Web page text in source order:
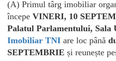
(A) Primul târg imobiliar
începe VINERI, 10
Palatul Parlamentului, Sala
Imobiliar TNI are loc până
SEPTEMBRIE și reunește